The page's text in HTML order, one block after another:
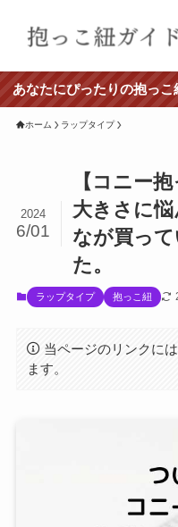
あなたにぴったりの抱っこ
ホーム ラップタイプ
【コニー
大きさに
なが買っ
た。
2024
6/01
ラップタイプ 抱っこ紐
当ページのリンクに
ます。